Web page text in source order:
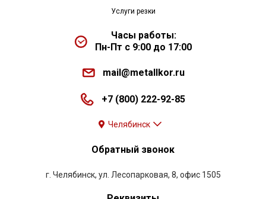
Услуги резки
Часы работы:
Пн-Пт с 9:00 до 17:00
mail@metallkor.ru
+7 (800) 222-92-85
Челябинск
Обратный звонок
г. Челябинск, ул. Лесопарковая, 8, офис 1505